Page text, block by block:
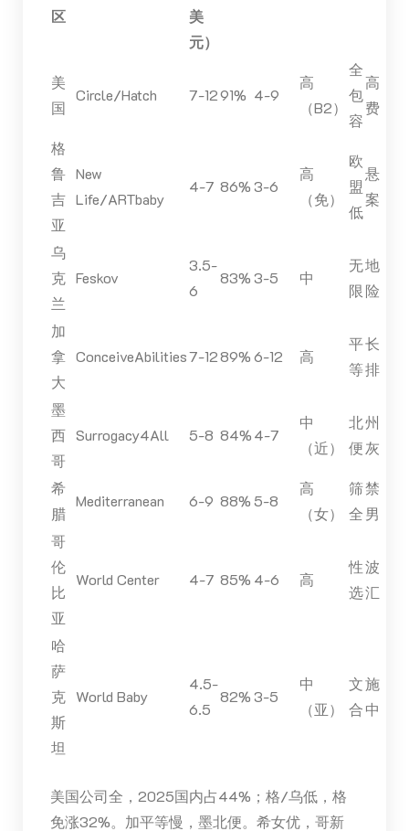
区
美
元）
美
国
Circle/Hatch 7-1291% 4-9
高
（B2）
全
包
容
高
费
格
鲁
吉
亚
New
Life/ARTbaby
4-7 86%3-6
高
（免）
欧
盟
低
悬
案
乌
克
兰
Feskov
3.5-
6
83%3-5 中
无
限
地
险
加
拿
大
ConceiveAbilities7-1289%6-12 高
平
等
长
排
墨
西
哥
Surrogacy4All 5-8 84%4-7
中
（近）
北
便
州
灰
希
腊
Mediterranean 6-9 88%5-8
高
（女）
筛
全
禁
男
哥
伦
比
亚
World Center 4-7 85% 4-6 高
性
选
波
汇
哈
萨
克
斯
坦
World Baby
4.5-
6.5
82%3-5
中
（亚）
文
合
施
中
美国公司全，2025国内占44%；格/乌低，格
免涨32%。加平等慢，墨北便。希女优，哥新